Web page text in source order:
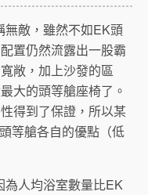
無敵，雖然不如EK頭
置仍然流露出一股霸
敞，加上沙發的區
大的頭等艙座椅了。
得到了保證，所以某
等艙各自的優點（低
為人均浴室數量比EK